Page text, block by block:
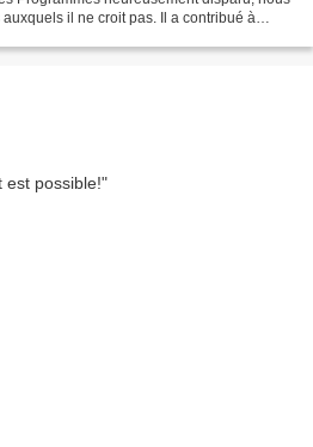
il ne croit pas. Il a contribué à